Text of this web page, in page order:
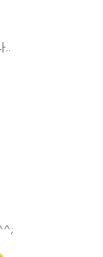
질라..
.
려면
죠. ^^;